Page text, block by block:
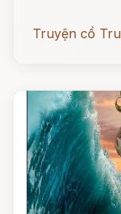
Truyện cổ